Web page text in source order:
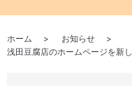
ホーム
お知らせ
浅田豆腐店のホームページを新